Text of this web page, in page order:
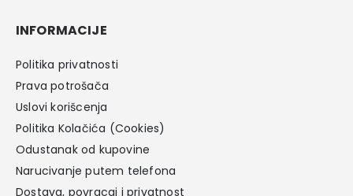
INFORMACIJE
Politika privatnosti
Prava potrošača
Uslovi korišcenja
Politika Kolačića (Cookies)
Odustanak od kupovine
Narucivanje putem telefona
Dostava, povracaj i privatnost